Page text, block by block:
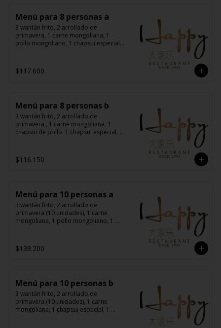
Menú para 8 personas a
3 wantán frito, 2 arrollado de
primavera, 1 carne mongoliana, 1
pollo mongoliano, 1 chapsui especial,
arroz chaufán
$117.600
Menú para 8 personas b
3 wantán frito, 2 arrollado de
primavera , 1 carne mongoliana, 1
chapsui de pollo, 1 chapsui especial, 1
chaufán
$116.150
Menú para 10 personas a
3 wantán frito, 2 arrollado de
primavera (10 unidades), 1 carne
mongoliana, 1 pollo mongoliano, 1
chitén, 1 pollo tausí, 10 arroz chaufán
$139.200
Menú para 10 personas b
3 wantán frito, 2 arrollado de
primavera (10 unidades), 1 carne
mongoliana, 1 chapsui especial, 1